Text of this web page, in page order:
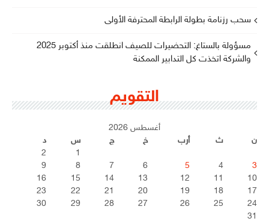
سحب رزنامة بطولة الرابطة المحترفة الأولى
مسؤولة بالستاغ: التحضيرات للصيف انطلقت منذ أكتوبر 2025
والشركة اتخذت كل التدابير الممكنة
التقويم
أغسطس 2026
ن
ث أرب خ ج س
د
1
2
3
4
5
6
7
8
9
10
11
12
13
14
15
16
17
18
19
20
21
22
23
24
25
26
27
28
29
30
31